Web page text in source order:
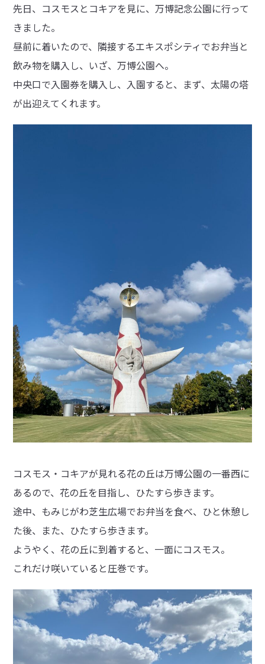
先日、コスモスとコキアを見に、万博記念公園に行って
きました。
昼前に着いたので、隣接するエキスポシティでお弁当と
飲み物を購入し、いざ、万博公園へ。
中央口で入園券を購入し、入園すると、まず、太陽の塔
が出迎えてくれます。
コスモス・コキアが見れる花の丘は万博公園の一番西に
あるので、花の丘を目指し、ひたすら歩きます。
途中、もみじがわ芝生広場でお弁当を食べ、ひと休憩し
た後、また、ひたすら歩きます。
ようやく、花の丘に到着すると、一面にコスモス。
これだけ咲いていると圧巻です。